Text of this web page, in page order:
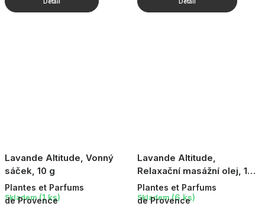
Lavande Altitude, Vonný
sáček, 10 g
Plantes et Parfums
de Provence
Skladem (1 ks)
Lavande Altitude,
Relaxační masážní olej, 100
ml
Plantes et Parfums
de Provence
Skladem (6 ks)